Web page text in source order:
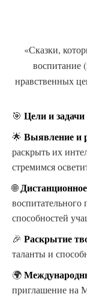
«Сказки,
воспитание
нравственных
🎯 Цели и
🌟 Выявление и
раскрыть их
стремимся
🌐
способностей
🎉 Раскрытие
таланты и
🌍
приглашение на